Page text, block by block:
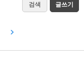
검색 글쓰기